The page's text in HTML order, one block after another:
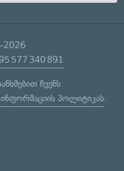
577 340 891
ჩვენს
პოლიტიკას.